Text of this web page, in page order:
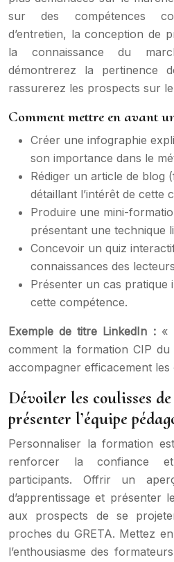
sur des compétences
d’entretien, la conception de
la connaissance du
démontrerez la pertinence
rassurerez les prospects sur
Comment mettre en avant
Créer une infographie
son importance dans le
Rédiger un article de blog
détaillant l’intérêt de cette
Produire une mini-
présentant une technique
Concevoir un quiz
connaissances des
Présenter un cas pratique
cette compétence.
Exemple de titre LinkedIn : «
comment la formation CIP
accompagner efficacement les
Dévoiler les coulisses
présenter l’équipe
Personnaliser la formation
renforcer la confiance
participants. Offrir un
d’apprentissage et présenter
aux prospects de se
proches du GRETA. Mettez
l’enthousiasme des